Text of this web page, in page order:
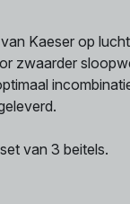
Kaeser op
zwaarder
van 3 beitels.